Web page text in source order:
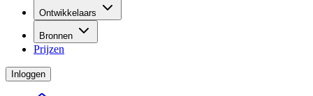
Ontwikkelaars
Bronnen
Prijzen
Inloggen